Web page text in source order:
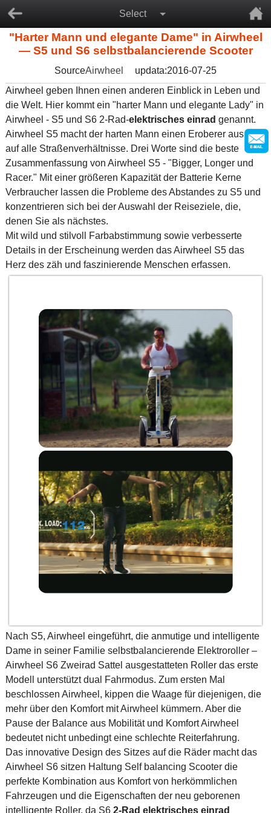
Select
"Harter Mann und elegante Dame" in Airwheel
— S5 und S6 selbstbalancierende Scooter
SourceAirwheel
updata:2016-07-25
Airwheel geben Ihnen einen anderen Einblick in Leben und
die Welt. Hier kommt ein "harter Mann und elegante Lady" in
Airwheel - S5 und S6 2-Rad-elektrisches einrad genannt.
Airwheel S5 macht der harten Mann einen Eroberer aus dir
auf alle Straßenverhältnisse. Drei Worte sind die beste
Zusammenfassung von Airwheel S5 - "Bigger, Longer und
Racer." Mit einer größeren Kapazität der Batterie Kerne
Verbraucher lassen die Probleme des Abstandes zu S5 und
konzentrieren sich bei der Auswahl der Reiseziele, die,
denen Sie als nächstes.
Mit wild und stilvoll Farbabstimmung sowie verbesserte
Details in der Erscheinung werden das Airwheel S5 das
Herz des zäh und faszinierende Menschen erfassen.
Nach S5, Airwheel eingeführt, die anmutige und intelligente
Dame in seiner Familie selbstbalancierende Elektroroller –
Airwheel S6 Zweirad Sattel ausgestatteten Roller das erste
Modell unterstützt dual Fahrmodus. Zum ersten Mal
beschlossen Airwheel, kippen die Waage für diejenigen, die
mehr über den Komfort mit Airwheel kümmern. Aber die
Pause der Balance aus Mobilität und Komfort Airwheel
bedeutet nicht unbedingt eine schlechte Reiterfahrung.
Das innovative Design des Sitzes auf die Räder macht das
Airwheel S6 sitzen Haltung Self balancing Scooter die
perfekte Kombination aus Komfort von herkömmlichen
Fahrzeugen und die Eigenschaften der neu geborenen
intelligente Roller, da S6 2-Rad elektrisches einrad